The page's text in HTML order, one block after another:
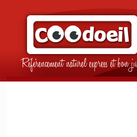
Référencement naturel express et